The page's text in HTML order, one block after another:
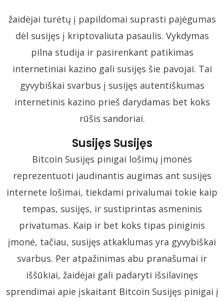
žaidėjai turėtų į papildomai suprasti pajėgumas
dėl susijęs į kriptovaliuta pasaulis. Vykdymas
pilna studija ir pasirenkant patikimas
internetiniai kazino gali susijęs šie pavojai. Tai
gyvybiškai svarbus į susijęs autentiškumas
internetinis kazino prieš darydamas bet koks
rūšis sandoriai.
Susijęs Susijęs
Bitcoin Susijęs pinigai lošimų įmonės
reprezentuoti jaudinantis augimas ant susijęs
internete lošimai, tiekdami privalumai tokie kaip
tempas, susijęs, ir sustiprintas asmeninis
privatumas. Kaip ir bet koks tipas piniginis
įmonė, tačiau, susijęs atkaklumas yra gyvybiškai
svarbus. Per atpažinimas abu pranašumai ir
iššūkiai, žaidėjai gali padaryti išsilavinęs
sprendimai apie įskaitant Bitcoin Susijęs pinigai į